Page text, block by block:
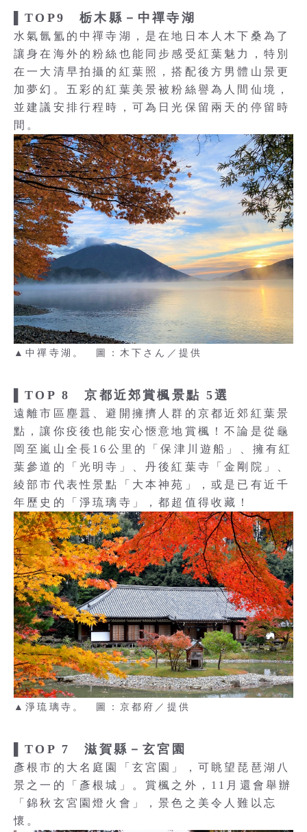
▌TOP9 栃木縣－中禪寺湖
水氣氤氳的中禪寺湖，是在地日本人木下桑為了
讓身在海外的粉絲也能同步感受紅葉魅力，特別
在一大清早拍攝的紅葉照，搭配後方男體山景更
加夢幻。五彩的紅葉美景被粉絲譽為人間仙境，
並建議安排行程時，可為日光保留兩天的停留時
間。
▲中禪寺湖。 圖：木下さん／提供
▌TOP 8 京都近郊賞楓景點 5選
遠離市區塵囂、避開擁擠人群的京都近郊紅葉景
點，讓你疫後也能安心愜意地賞楓！不論是從龜
岡至嵐山全長16公里的「保津川遊船」、擁有紅
葉參道的「光明寺」、丹後紅葉寺「金剛院」、
綾部市代表性景點「大本神苑」，或是已有近千
年歷史的「淨琉璃寺」，都超值得收藏！
▲淨琉璃寺。 圖：京都府／提供
▌TOP 7 滋賀縣－玄宮園
彥根市的大名庭園「玄宮園」，可眺望琵琶湖八
景之一的「彥根城」。賞楓之外，11月還會舉辦
「錦秋玄宮園燈火會」，景色之美令人難以忘
懷。